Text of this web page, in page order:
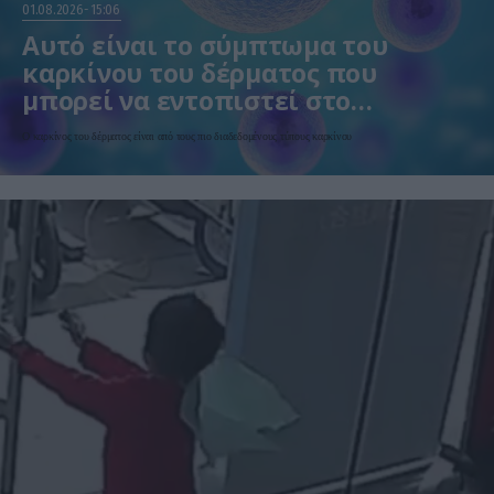
01.08.2026 15:06
Αυτό είναι το σύμπτωμα του
καρκίνου του δέρματος που
μπορεί να εντοπιστεί στο
κομμωτήριο! – Τι δείχνει νέα
έρευνα
Ο καρκίνος του δέρματος είναι από τους πιο διαδεδομένους τύπους καρκίνου